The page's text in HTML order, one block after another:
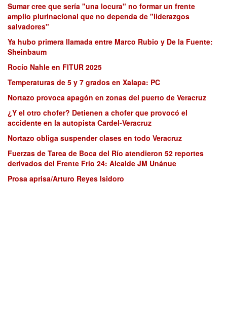
Sumar cree que sería "una locura" no formar un frente
amplio plurinacional que no dependa de "liderazgos
salvadores"
Ya hubo primera llamada entre Marco Rubio y De la Fuente:
Sheinbaum
Rocío Nahle en FITUR 2025
Temperaturas de 5 y 7 grados en Xalapa: PC
Nortazo provoca apagón en zonas del puerto de Veracruz
¿Y el otro chofer? Detienen a chofer que provocó el
accidente en la autopista Cardel-Veracruz
Nortazo obliga suspender clases en todo Veracruz
Fuerzas de Tarea de Boca del Río atendieron 52 reportes
derivados del Frente Frío 24: Alcalde JM Unánue
Prosa aprisa/Arturo Reyes Isidoro